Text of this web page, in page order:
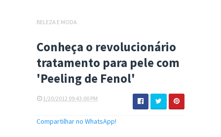
BELEZA E MODA
Conheça o revolucionário
tratamento para pele com
'Peeling de Fenol'
1/20/2012 09:43:00 PM
Compartilhar no WhatsApp!